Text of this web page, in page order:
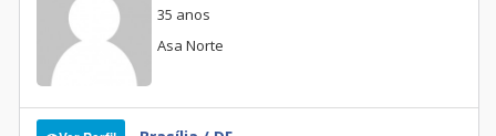
35 anos
Asa Norte